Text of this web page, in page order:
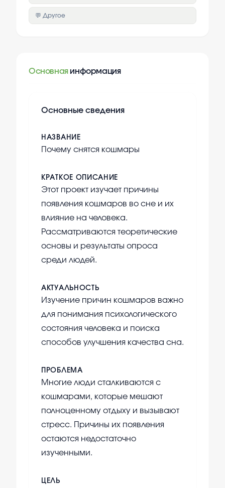
💬 Другое
Основная информация
Основные сведения
НАЗВАНИЕ
Почему снятся кошмары
КРАТКОЕ ОПИСАНИЕ
Этот проект изучает причины
появления кошмаров во сне и их
влияние на человека.
Рассматриваются теоретические
основы и результаты опроса
среди людей.
АКТУАЛЬНОСТЬ
Изучение причин кошмаров важно
для понимания психологического
состояния человека и поиска
способов улучшения качества сна.
ПРОБЛЕМА
Многие люди сталкиваются с
кошмарами, которые мешают
полноценному отдыху и вызывают
стресс. Причины их появления
остаются недостаточно
изученными.
ЦЕЛЬ